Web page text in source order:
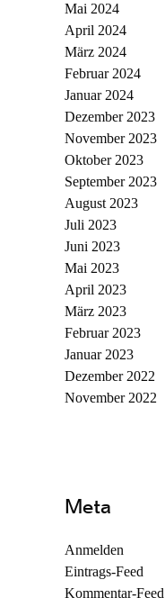
Mai 2024
April 2024
März 2024
Februar 2024
Januar 2024
Dezember 2023
November 2023
Oktober 2023
September 2023
August 2023
Juli 2023
Juni 2023
Mai 2023
April 2023
März 2023
Februar 2023
Januar 2023
Dezember 2022
November 2022
Meta
Anmelden
Eintrags-Feed
Kommentar-Feed